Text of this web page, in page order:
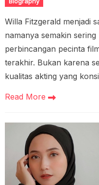
Willa Fitzgerald menjadi
namanya semakin
perbincangan pecinta
terakhir. Bukan karena
kualitas akting yang
Read More